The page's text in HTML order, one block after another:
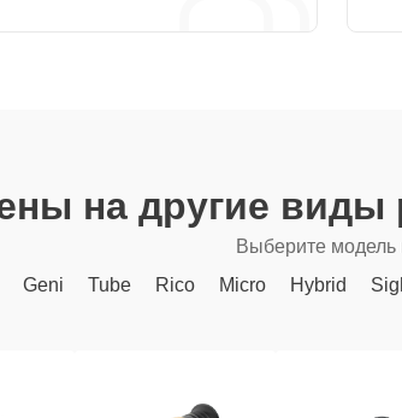
на другие виды
Выберите модель
Geni Tube Rico Micro Hybrid